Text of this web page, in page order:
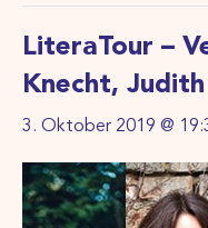
LiteraTour –
Knecht, Judith
3. Oktober 2019 @